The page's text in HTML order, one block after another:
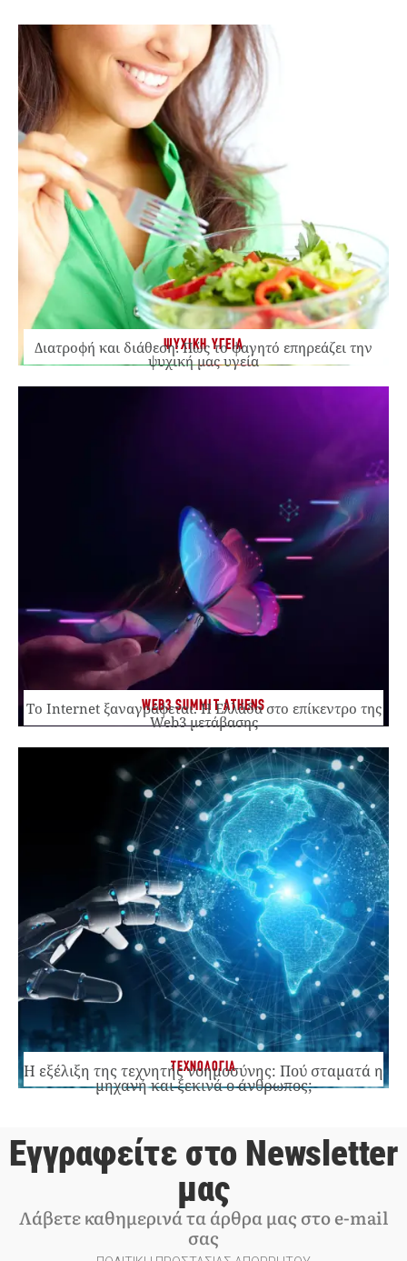
ΨΥΧΙΚΗ ΥΓΕΙΑ
Διατροφή και διάθεση: Πώς το φαγητό επηρεάζει την
ψυχική μας υγεία
WEB3 SUMMIT ATHENS
Το Internet ξαναγράφεται. Η Ελλάδα στο επίκεντρο της
Web3 μετάβασης
ΤΕΧΝΟΛΟΓΙΑ
Η εξέλιξη της τεχνητής νοημοσύνης: Πού σταματά η
μηχανή και ξεκινά ο άνθρωπος;
Εγγραφείτε στο Newsletter
μας
Λάβετε καθημερινά τα άρθρα μας στο e-mail
σας